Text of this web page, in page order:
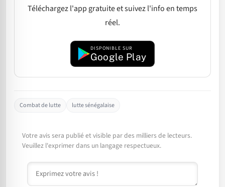
Téléchargez l'app gratuite et suivez l'info en temps
réel.
DISPONIBLE SUR
Google Play
Combat de lutte lutte sénégalaise
Votre avis sera publié et visible par des milliers de lecteurs.
Veuillez l'exprimer dans un langage respectueux.
Commentaire